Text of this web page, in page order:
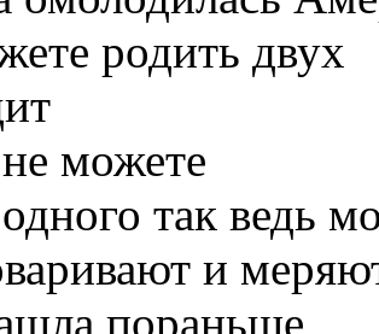
родить двух
можете
так ведь
и
пораньше